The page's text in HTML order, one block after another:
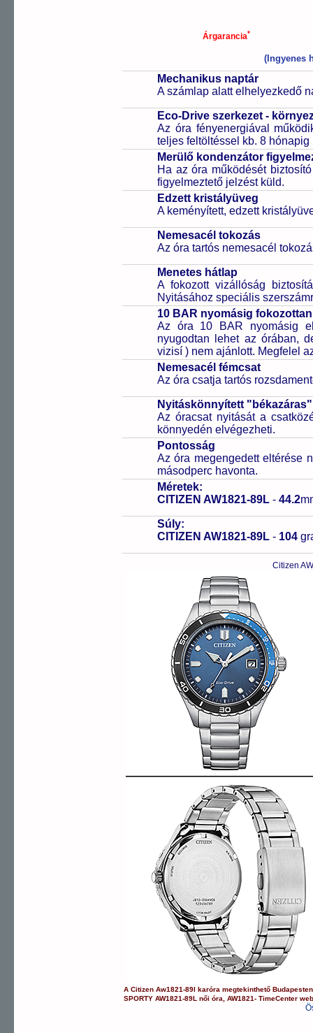
Árgarancia*
(Ingyenes
Mechanikus naptár
A számlap alatt elhelyezkedő
Eco-Drive szerkezet -
Az óra fényenergiával
teljes feltöltéssel kb. 8
Merülő kondenzátor
Ha az óra működését
figyelmeztető jelzést küld.
Edzett kristályüveg
A keményített, edzett
Nemesacél tokozás
Az óra tartós nemesacél
Menetes hátlap
A fokozott vizállóság
Nyitásához speciális
10 BAR nyomásig
Az óra 10 BAR nyomásig
nyugodtan lehet az órában,
vizisí ) nem ajánlott. Megfelel
Nemesacél fémcsat
Az óra csatja tartós
Nyitáskönnyített
Az óracsat nyitását a
könnyedén elvégezheti.
Pontosság
Az óra megengedett eltérése
másodperc havonta.
Méretek:
CITIZEN AW1821-89L - 44.2
Súly:
CITIZEN AW1821-89L - 104
Citizen
ACitizen Aw1821-89l karóra megtekinthető
SPORTY AW1821-89L női óra ,AW1821- TimeCenter